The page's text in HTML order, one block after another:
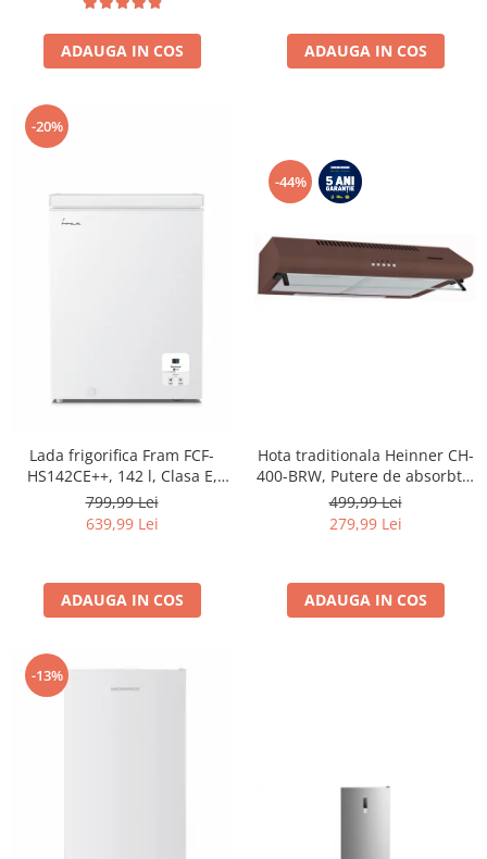
ADAUGA IN COS ADAUGA IN COS
-20%
Lada frigorifica Fram FCF-
HS142CE++, 142 l, Clasa E,
Convertibil
Frigider/Congelator, Control
electronic, Display digital, Alb
799,99 Lei
639,99 Lei
ADAUGA IN COS
-44%
Hota traditionala Heinner CH-
400-BRW, Putere de absorbtie
326.4 mc/h, 2 motoare, 60 cm,
Maro
499,99 Lei
279,99 Lei
ADAUGA IN COS
-13%